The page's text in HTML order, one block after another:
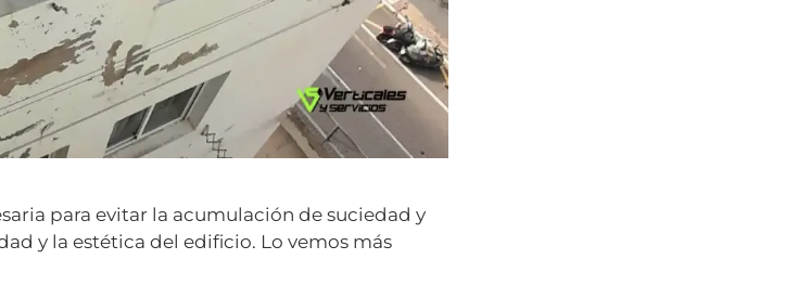
para evitar la acumulación de suciedad y
y la estética del edificio. Lo vemos más